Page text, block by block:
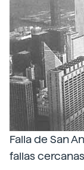
Falla de San
fallas